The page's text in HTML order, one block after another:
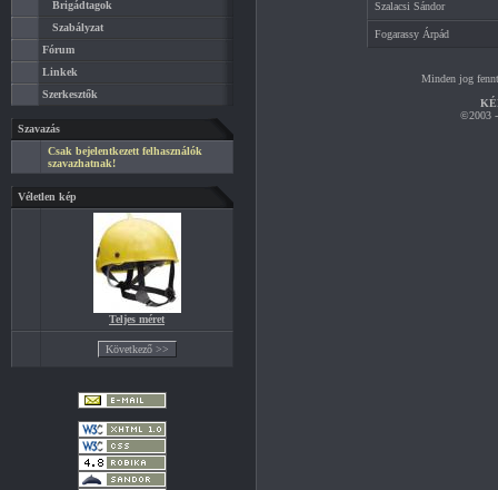
Brigádtagok
Szabályzat
Fórum
Linkek
Szerkesztők
Szavazás
Csak bejelentkezett felhasználók
szavazhatnak!
Véletlen kép
Teljes méret
Szalacsi Sándor
Fogarassy Árpád
Minden jog
©2003 -